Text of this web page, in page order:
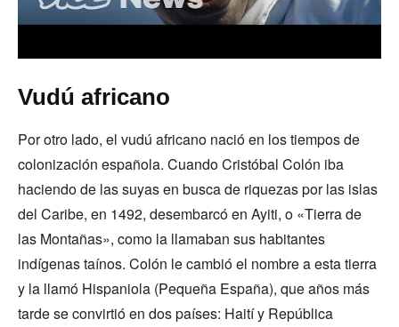
Vudú africano
Por otro lado, el vudú africano nació en los tiempos de
colonización española. Cuando Cristóbal Colón iba
haciendo de las suyas en busca de riquezas por las islas
del Caribe, en 1492, desembarcó en Ayiti, o «Tierra de
las Montañas», como la llamaban sus habitantes
indígenas taínos. Colón le cambió el nombre a esta tierra
y la llamó Hispaniola (Pequeña España), que años más
tarde se convirtió en dos países: Haití y República